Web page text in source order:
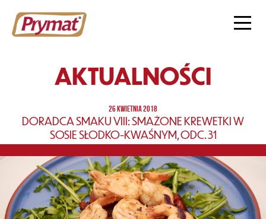
AKTUALNOŚCI
26 KWIETNIA 2018
DORADCA SMAKU VIII: SMAŻONE KREWETKI W
SOSIE SŁODKO-KWAŚNYM, ODC. 31